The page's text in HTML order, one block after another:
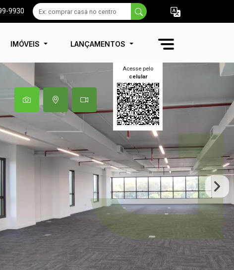
9930
IMÓVEIS LANÇAMENTOS
Acesse pelo
celular